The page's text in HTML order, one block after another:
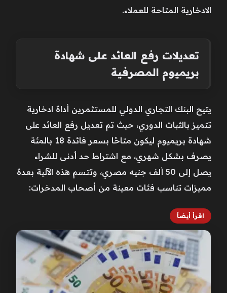
الادخارية المتاحة للعملاء.
تعديلات رفع العائد على شهادة
بريميوم المصرفية
يتيح البنك التجاري الدولي للمستثمرين أداة ادخارية
تتميز بالثبات الدوري، حيث تم تعديل رفع العائد على
شهادة بريميوم ليكون متاحًا بسعر فائدة 18 بالمئة
يصرف بشكل شهري، مع اشتراط حد أدنى للشراء
يصل إلى 50 ألف جنيه مصري، وتتسم هذه الآلية بعدة
مميزات تناسب فئات معينة من أصحاب المدخرات:
اقرأ أيضاً